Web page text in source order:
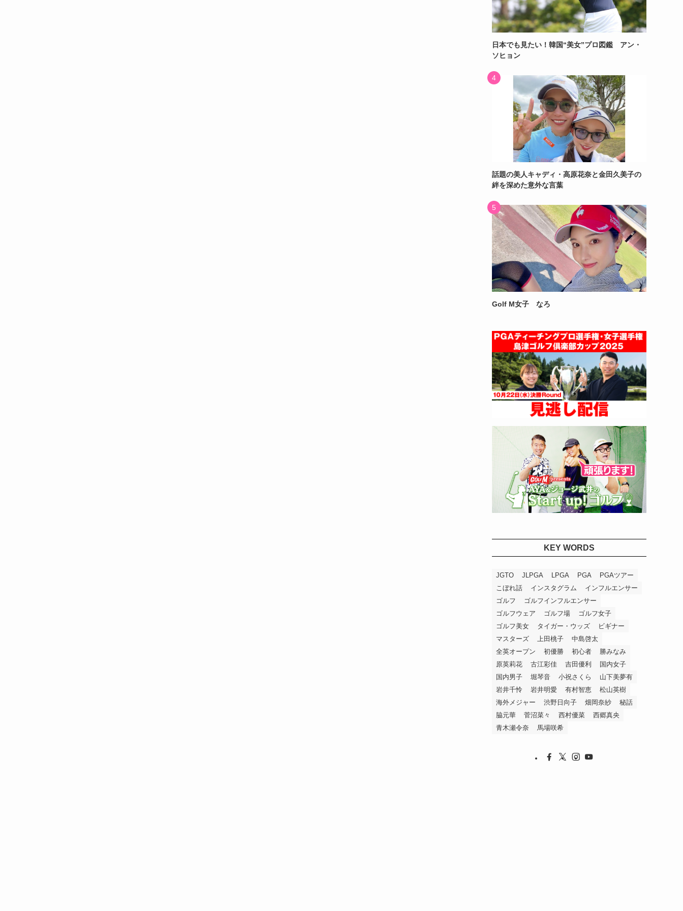
日本でも見たい！韓国“美女”プロ図鑑 アン・
ソヒョン
話題の美人キャディ・高原花奈と金田久美子の
絆を深めた意外な言葉
Golf M女子 なろ
KEY WORDS
JGTO JLPGA LPGA PGA
PGAツアー
こぼれ話
インスタグラム
インフルエンサー
ゴルフ
ゴルフインフルエンサー
ゴルフウェア
ゴルフ場
ゴルフ女子
ゴルフ美女
タイガー・ウッズ
ビギナー
マスターズ
上田桃子
中島啓太
全英オープン
初優勝 初心者
勝みなみ
原英莉花
古江彩佳 吉田優利
国内女子
国内男子
堀琴音 小祝さくら
山下美夢有
岩井千怜
岩井明愛 有村智恵
松山英樹
海外メジャー
渋野日向子 畑岡奈紗
秘話
脇元華
菅沼菜々 西村優菜
西郷真央
青木瀬令奈
馬場咲希